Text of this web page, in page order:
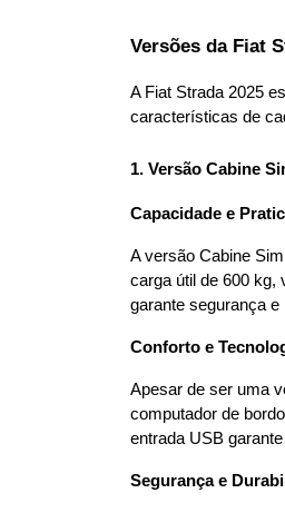
Versões da Fiat
A Fiat Strada 2025
características de
1. Versão Cabine
Capacidade e
A versão Cabine
carga útil de 600 kg,
garante segurança
Conforto e
Apesar de ser uma
computador de
entrada USB
Segurança e